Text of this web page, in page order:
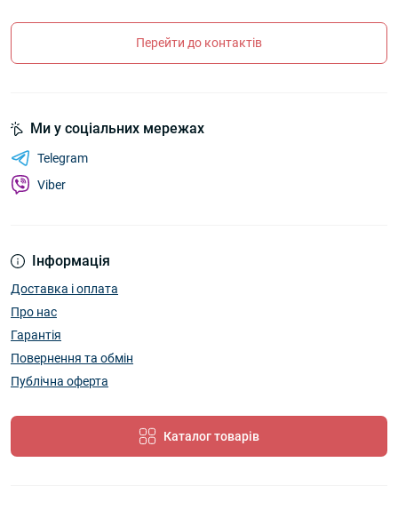
Перейти до контактів
Інформація
Доставка і оплата
Про нас
Гарантія
Повернення та обмін
Публічна оферта
Каталог товарів
Ми у соціальних мережах
Telegram
Viber